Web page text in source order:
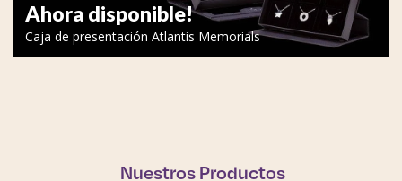
Ahora disponible!
Caja de presentación Atlantis Memorials
Nuestros Productos